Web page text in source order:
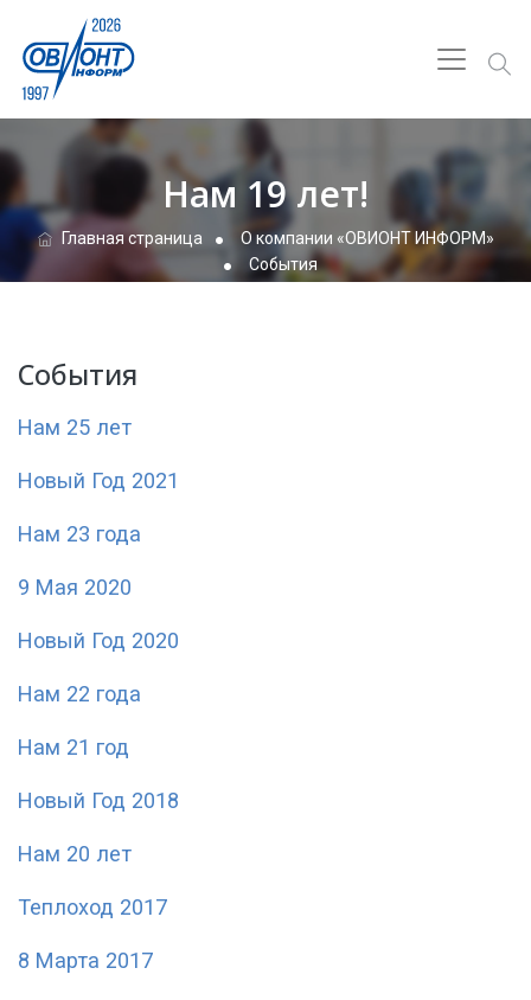
Нам 19 лет!
Главная страница
О компании «ОВИОНТ ИНФОРМ»
События
События
Нам 25 лет
Новый Год 2021
Нам 23 года
9 Мая 2020
Новый Год 2020
Нам 22 года
Нам 21 год
Новый Год 2018
Нам 20 лет
Теплоход 2017
8 Марта 2017